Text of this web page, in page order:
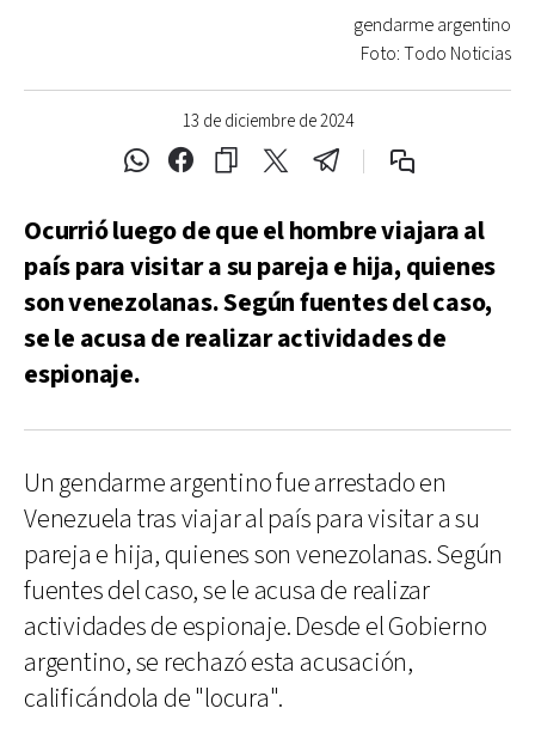
13 de diciembre de 2024
gendarme argentino
Foto: Todo Noticias
Ocurrió luego de que el hombre viajara al
país para visitar a su pareja e hija, quienes
son venezolanas. Según fuentes del caso,
se le acusa de realizar actividades de
espionaje.
Un gendarme argentino fue arrestado en
Venezuela tras viajar al país para visitar a su
pareja e hija, quienes son venezolanas. Según
fuentes del caso, se le acusa de realizar
actividades de espionaje. Desde el Gobierno
argentino, se rechazó esta acusación,
calificándola de "locura".